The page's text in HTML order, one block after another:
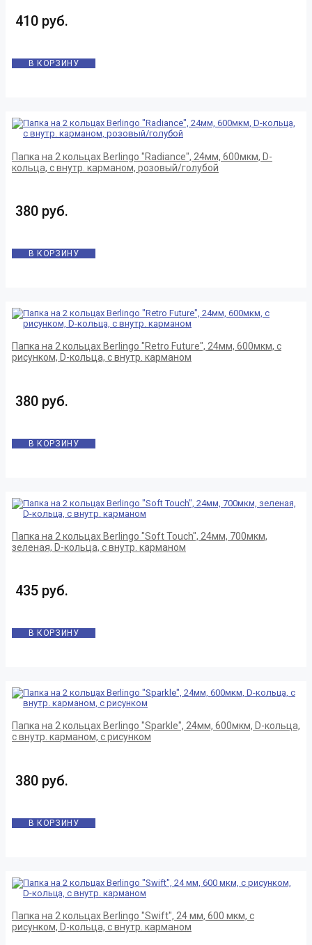
410 руб.
В КОРЗИНУ
Папка на 2 кольцах Berlingo "Radiance", 24мм, 600мкм, D-
кольца, с внутр. карманом, розовый/голубой
380 руб.
В КОРЗИНУ
Папка на 2 кольцах Berlingo "Retro Future", 24мм, 600мкм, с
рисунком, D-кольца, с внутр. карманом
380 руб.
В КОРЗИНУ
Папка на 2 кольцах Berlingo "Soft Touch", 24мм, 700мкм,
зеленая, D-кольца, с внутр. карманом
435 руб.
В КОРЗИНУ
Папка на 2 кольцах Berlingo "Sparkle", 24мм, 600мкм, D-кольца,
с внутр. карманом, с рисунком
380 руб.
В КОРЗИНУ
Папка на 2 кольцах Berlingo "Swift", 24 мм, 600 мкм, с
рисунком, D-кольца, с внутр. карманом